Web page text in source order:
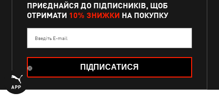
ПРИЄДНАЙСЯ ДО ПІДПИСНИКІВ, ЩОБ
ОТРИМАТИ 10% ЗНИЖКИ НА ПОКУПКУ
Введіть E-mail
ПІДПИСАТИСЯ